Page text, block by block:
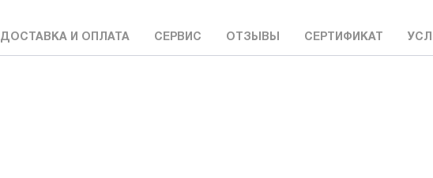
ДОСТАВКА И ОПЛАТА СЕРВИС ОТЗЫВЫ СЕРТИФИКАТ